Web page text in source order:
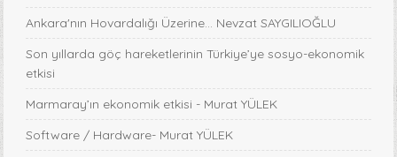
Ankara'nın Hovardalığı Üzerine... Nevzat SAYGILIOĞLU
Son yıllarda göç hareketlerinin Türkiye’ye sosyo-ekonomik
etkisi
Marmaray’ın ekonomik etkisi - Murat YÜLEK
Software / Hardware- Murat YÜLEK